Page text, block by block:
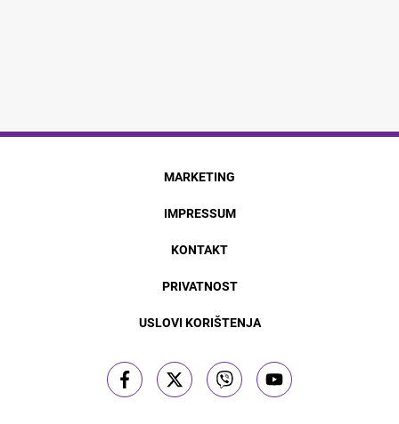
MARKETING
IMPRESSUM
KONTAKT
PRIVATNOST
USLOVI KORIŠTENJA